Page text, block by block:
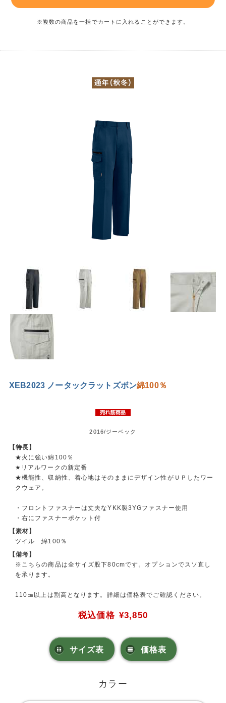
※複数の商品を一括でカートに入れることができます。
XEB2023 ノータックラットズボン綿100％
2016/ジーベック
【特長】
★火に強い綿100％
★リアルワークの新定番
★機能性、収納性、着心地はそのままにデザイン性がＵＰしたワー
クウェア。
・フロントファスナーは丈夫なYKK製3YGファスナー使用
・右にファスナーポケット付
【素材】
ツイル 綿100％
【備考】
※こちらの商品は全サイズ股下80cmです。オプションでスソ直し
を承ります。
110㎝以上は割高となります。詳細は価格表でご確認ください。
税込価格 ¥3,850
サイズ表 価格表
カラー